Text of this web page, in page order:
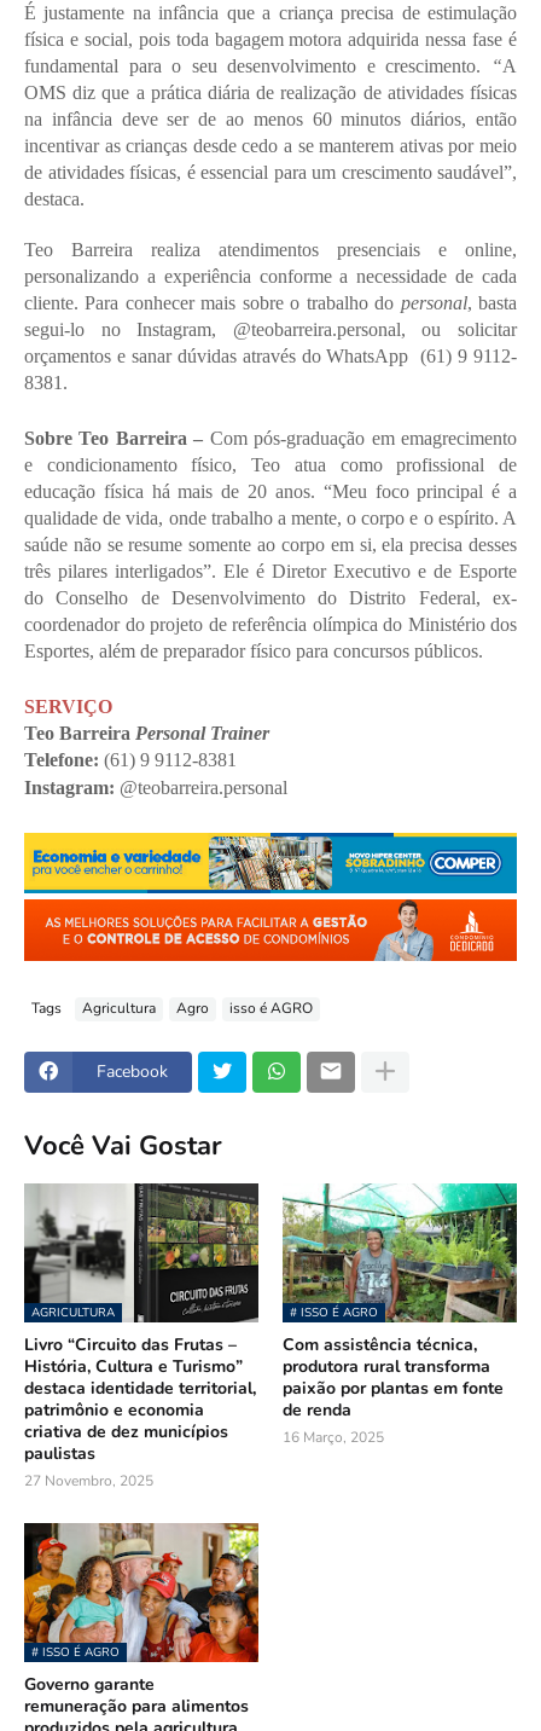
É justamente na infância que a criança precisa de estimulação
física e social, pois toda bagagem motora adquirida nessa fase é
fundamental para o seu desenvolvimento e crescimento.
“A
OMS diz que a prática diária de realização de atividades físicas
na infância deve ser de ao menos 60 minutos diários, então
incentivar as crianças desde cedo a se manterem ativas por meio
de atividades físicas, é essencial para um crescimento saudável”,
destaca.
Teo Barreira realiza atendimentos presenciais e online,
personalizando a experiência conforme a necessidade de cada
cliente. Para conhecer mais sobre o trabalho do personal, basta
segui-lo no Instagram, @teobarreira.personal, ou solicitar
orçamentos e sanar dúvidas através do WhatsApp  (61) 9 9112-
8381.
Sobre Teo Barreira – Com pós-graduação em emagrecimento
e condicionamento físico, Teo atua como profissional de
educação física há mais de 20 anos. “Meu foco principal é a
qualidade de vida, onde trabalho a mente, o corpo e o espírito. A
saúde não se resume somente ao corpo em si, ela precisa desses
três pilares interligados”. Ele é Diretor Executivo e de Esporte
do Conselho de Desenvolvimento do Distrito Federal, ex-
coordenador do projeto de referência olímpica do Ministério dos
Esportes, além de preparador físico para concursos públicos.
SERVIÇO
Teo Barreira Personal Trainer
Telefone: (61) 9 9112-8381
Instagram: @teobarreira.personal
Tags Agricultura Agro isso é AGRO
Facebook
Você Vai Gostar
AGRICULTURA
Livro “Circuito das Frutas –
História, Cultura e Turismo”
destaca identidade territorial,
patrimônio e economia
criativa de dez municípios
paulistas
27 Novembro, 2025
# ISSO É AGRO
Com assistência técnica,
produtora rural transforma
paixão por plantas em fonte
de renda
16 Março, 2025
# ISSO É AGRO
Governo garante
remuneração para alimentos